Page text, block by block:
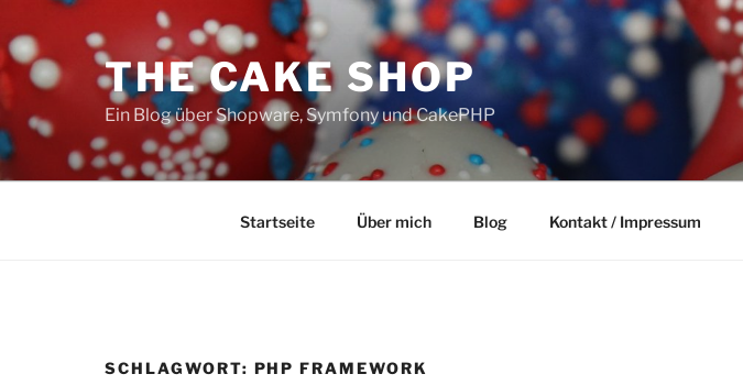
Inhalt
springen
THE CAKE SHOP
Ein Blog über Shopware, Symfony und CakePHP
Startseite Über mich Blog Kontakt / Impressum
SCHLAGWORT: PHP FRAMEWORK